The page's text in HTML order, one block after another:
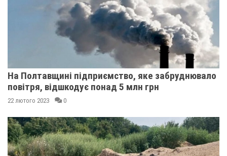
На Полтавщині підприємство, яке забруднювало
повітря, відшкодує понад 5 млн грн
22 лютого 2023 0